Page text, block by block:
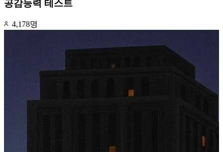
공감능력 테스트
4,178명